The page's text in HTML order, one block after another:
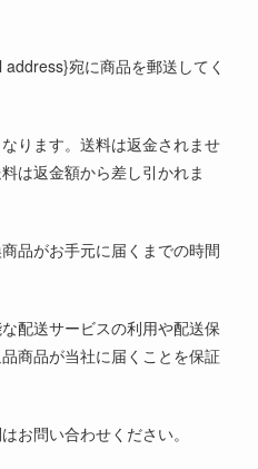
宛に商品を郵送してく
ります。送料は返金されませ
は返金額から差し引かれま
品がお手元に届くまでの時間
配送サービスの利用や配送保
商品が当社に届くことを保証
お問い合わせください。